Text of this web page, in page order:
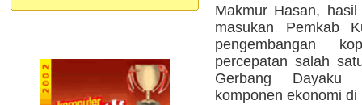
Makmur Hasan,
masukan Pemkab
pengembangan
percepatan salah
Gerbang Dayaku
komponen ekonomi di